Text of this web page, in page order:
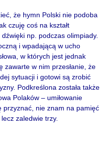
że hymn Polski nie podoba
czuję coś na kształt
np. podczas olimpiady.
i wpadającą w ucho
w których jest jednak
zawarte w nim przesłanie, że
sytuacji i gotowi są zrobić
Podkreślona została także
Polaków – umiłowanie
przyznać, nie znam na pamięć
zaledwie trzy.